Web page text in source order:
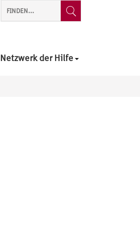
Netzwerk der Hilfe